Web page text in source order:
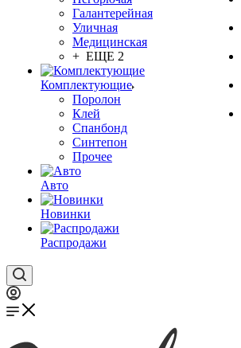
Галантерейная
Уличная
Медицинская
+ ЕЩЕ 2
Комплектующие
Поролон
Клей
Спанбонд
Синтепон
Прочее
Авто
Новинки
Распродажи